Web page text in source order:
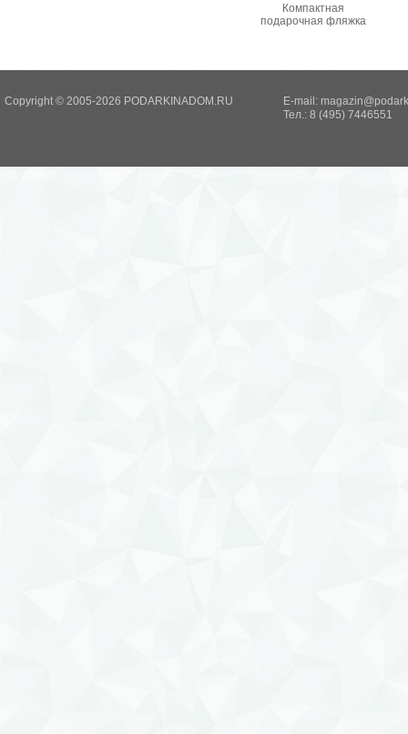
Компактная
подарочная фляжка
Copyright © 2005-2026 PODARKINADOM.RU E-mail:
Тел.: 8 (495) 7446551